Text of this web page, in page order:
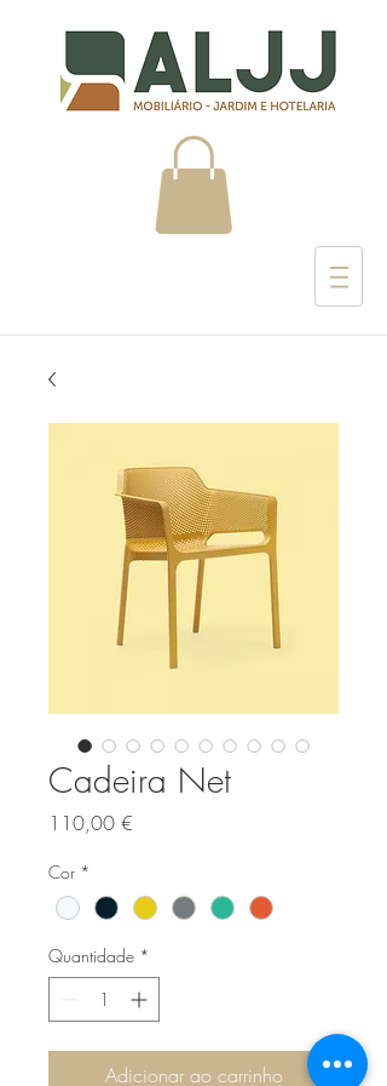
Cadeira Net
110,00 €
Cor *
Quantidade *
Adicionar ao carrinho